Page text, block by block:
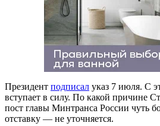
Президент подписал указ 7 июля. С
вступает в силу. По какой причине
пост главы Минтранса России чуть
отставку — не уточняется.